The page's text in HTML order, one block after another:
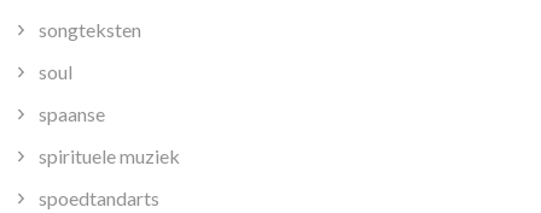
songteksten
soul
spaanse
spirituele muziek
spoedtandarts